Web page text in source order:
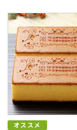
？
退職・
オススメ